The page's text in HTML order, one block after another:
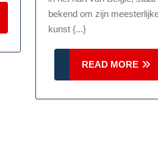
MORE
bekend om zijn
kunst {...}
READ MORE